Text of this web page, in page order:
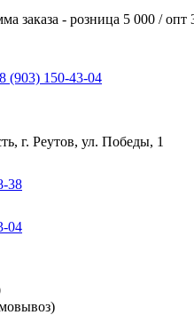
заказа - розница 5 000 / опт
8 (903) 150-43-04
г. Реутов, ул. Победы, 1
38
04